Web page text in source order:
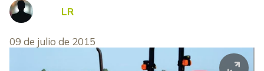
LR
09 de julio de 2015